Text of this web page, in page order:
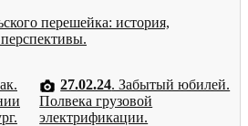
перешейка: история,
27.02.24. Забытый юбилей.
Полвека грузовой
электрификации.